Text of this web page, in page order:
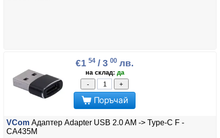
€1 54/ 3 00 лв.
на склад: да
-
+
Поръчай
VCom Адаптер Adapter USB 2.0 AM -> Type-C F -
CA435M